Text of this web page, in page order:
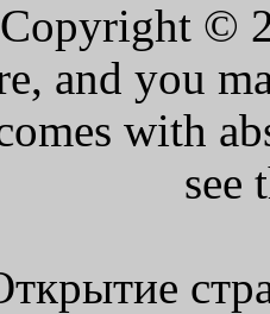
Copyright ©
and you
with
see